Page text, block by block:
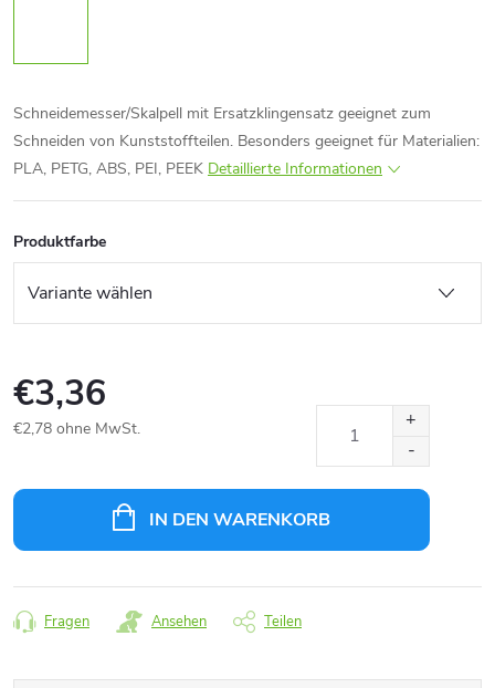
Schneidemesser/Skalpell mit Ersatzklingensatz geeignet zum
Schneiden von Kunststoffteilen. Besonders geeignet für Materialien:
PLA, PETG, ABS, PEI, PEEK Detaillierte Informationen
Produktfarbe
€3,36
€2,78 ohne MwSt.
IN DEN WARENKORB
Fragen Ansehen Teilen